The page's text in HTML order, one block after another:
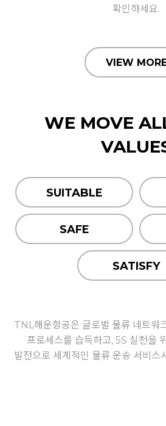
검색:
확인하세요.
VIEW
WE MOVE
SUITABLE
SAFE
SATISFY
TNL해운항공은 글로벌 물류 네트워
프로세스를 습득하고,5S 실천을
발전으로 세계적인 물류 운송 서비스